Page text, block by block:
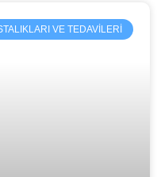
VE TEDAVILERI